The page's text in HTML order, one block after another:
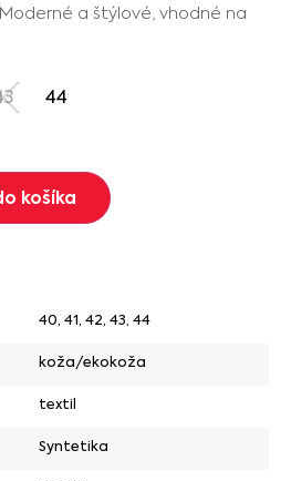
a štýlové, vhodné na
44
košíka
40, 41, 42, 43, 44
koža/ekokoža
textil
Syntetika